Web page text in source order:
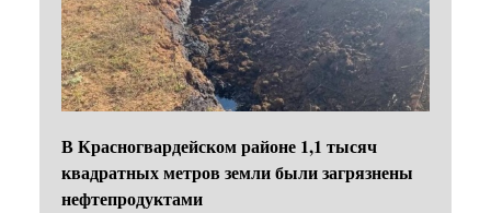
В Красногвардейском районе 1,1 тысяч
квадратных метров земли были загрязнены
нефтепродуктами